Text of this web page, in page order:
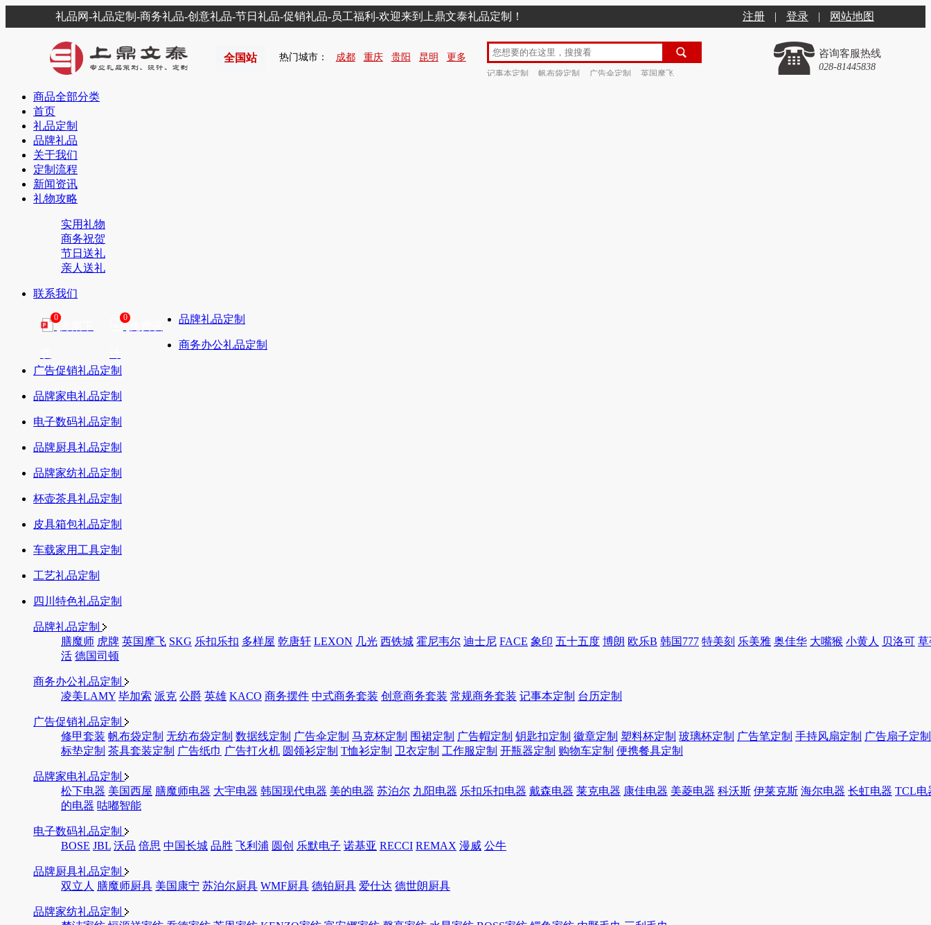
礼品网-礼品定制-商务礼品-创意礼品-节日礼品-促销礼品-员工福利-欢迎来到上鼎文泰礼品定制！ 注册 | 登录 | 网站地图
全国站 热门城市： 成都 重庆 贵阳 昆明 更多
记事本定制 帆布袋定制 广告伞定制 英国摩飞
咨询客服热线
028-81445838
商品全部分类
首页
礼品定制
品牌礼品
关于我们
定制流程
新闻资讯
礼物攻略
实用礼物
商务祝贺
节日送礼
亲人送礼
联系我们
0 0 品牌礼品定制
商务办公礼品定制
广告促销礼品定制
品牌家电礼品定制
电子数码礼品定制
品牌厨具礼品定制
品牌家纺礼品定制
杯壶茶具礼品定制
皮具箱包礼品定制
车载家用工具定制
工艺礼品定制
四川特色礼品定制
品牌礼品定制
膳魔师 虎牌 英国摩飞 SKG 乐扣乐扣 多样屋 乾唐轩 LEXON 几光 西铁城 霍尼韦尔 迪士尼 FACE 象印 五十五度 博朗 欧乐B 韩国777 特美刻 乐美雅 奥佳华 大嘴猴 小黄人 贝洛可 草
活 德国司顿
商务办公礼品定制
凌美LAMY 毕加索 派克 公爵 英雄 KACO 商务摆件 中式商务套装 创意商务套装 常规商务套装 记事本定制 台历定制
广告促销礼品定制
修甲套装 帆布袋定制 无纺布袋定制 数据线定制 广告伞定制 马克杯定制 围裙定制 广告帽定制 钥匙扣定制 徽章定制 塑料杯定制 玻璃杯定制 广告笔定制 手持风扇定制 广告扇子定制
标垫定制 茶具套装定制 广告纸巾 广告打火机 圆领衫定制 T恤衫定制 卫衣定制 工作服定制 开瓶器定制 购物车定制 便携餐具定制
品牌家电礼品定制
松下电器 美国西屋 膳魔师电器 大宇电器 韩国现代电器 美的电器 苏泊尔 九阳电器 乐扣乐扣电器 戴森电器 莱克电器 康佳电器 美菱电器 科沃斯 伊莱克斯 海尔电器 长虹电器 TCL电
的电器 咕嘟智能
电子数码礼品定制
BOSE JBL 沃品 倍思 中国长城 品胜 飞利浦 圆创 乐默电子 诺基亚 RECCI REMAX 漫威 公牛
品牌厨具礼品定制
双立人 膳魔师厨具 美国康宁 苏泊尔厨具 WMF厨具 德铂厨具 爱仕达 德世朗厨具
品牌家纺礼品定制